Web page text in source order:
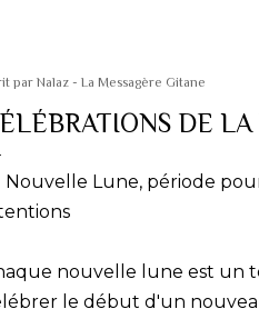
par Nalaz - La Messagère Gitane
DE
Nouvelle Lune, période
nouvelle lune est un
le début d'un